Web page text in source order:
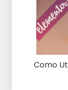
Como